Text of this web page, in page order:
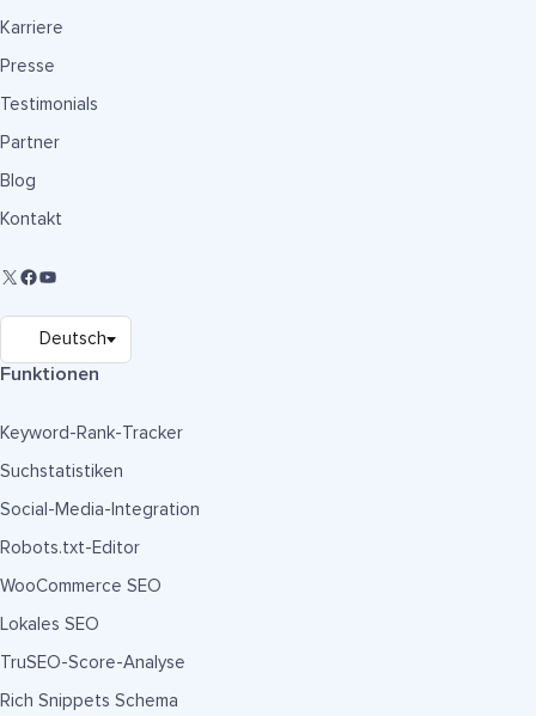
Karriere
Presse
Testimonials
Partner
Blog
Kontakt
Funktionen
Keyword-Rank-Tracker
Suchstatistiken
Social-Media-Integration
Robots.txt-Editor
WooCommerce SEO
Lokales SEO
TruSEO-Score-Analyse
Rich Snippets Schema